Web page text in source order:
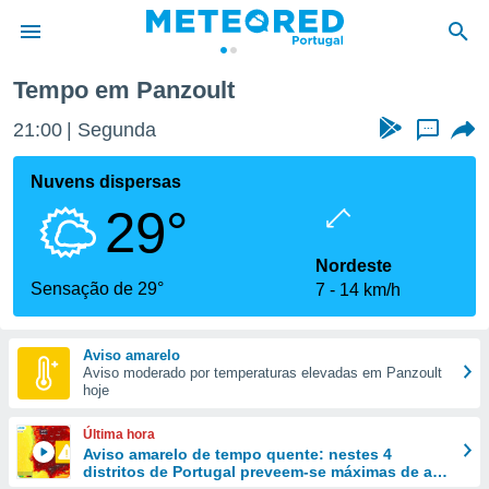
da
foi
fornecidas
a este
das
e
forma
digital
Tempo em Panzoult
21:00 Segunda ...
Nuvens dispersas
29°
Sensação de 29°
Nordeste
7
14 km/h
Aviso amarelo
Aviso moderado por temperaturas elevadas em Panzoult
hoje
Última hora
Aviso amarelo de tempo quente: nestes 4
distritos de Portugal preveem-se máximas de até